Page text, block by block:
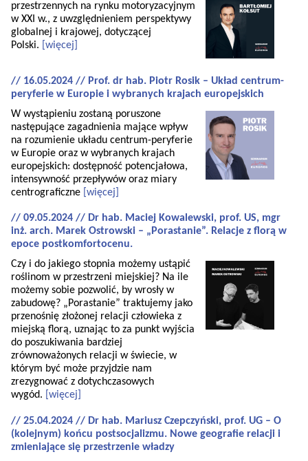
przestrzennych na rynku motoryzacyjnym
w XXI w., z uwzględnieniem perspektywy
globalnej i krajowej, dotyczącej
Polski.
[więcej]
// 16.05.2024 // Prof. dr hab. Piotr Rosik – Układ centrum-
peryferie w Europie i wybranych krajach europejskich
W wystąpieniu zostaną poruszone
następujące zagadnienia mające wpływ
na rozumienie układu centrum-peryferie
w Europie oraz w wybranych krajach
europejskich: dostępność potencjałowa,
intensywność przepływów oraz miary
centrograficzne [więcej]
// 09.05.2024 // Dr hab. Maciej Kowalewski, prof. US, mgr
inż. arch. Marek Ostrowski – „Porastanie”. Relacje z florą w
epoce postkomfortocenu.
Czy i do jakiego stopnia możemy ustąpić
roślinom w przestrzeni miejskiej? Na ile
możemy sobie pozwolić, by wrosły w
zabudowę? „Porastanie” traktujemy jako
przenośnię złożonej relacji człowieka z
miejską florą, uznając to za punkt wyjścia
do poszukiwania bardziej
zrównoważonych relacji w świecie, w
którym być może przyjdzie nam
zrezygnować z dotychczasowych
wygód.
[więcej]
// 25.04.2024 // Dr hab. Mariusz Czepczyński, prof. UG – O
(kolejnym) końcu postsocjalizmu. Nowe geografie relacji i
zmieniające się przestrzenie władzy